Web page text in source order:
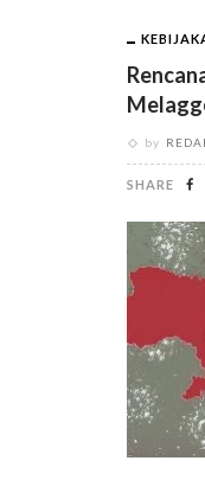
by
SHARE